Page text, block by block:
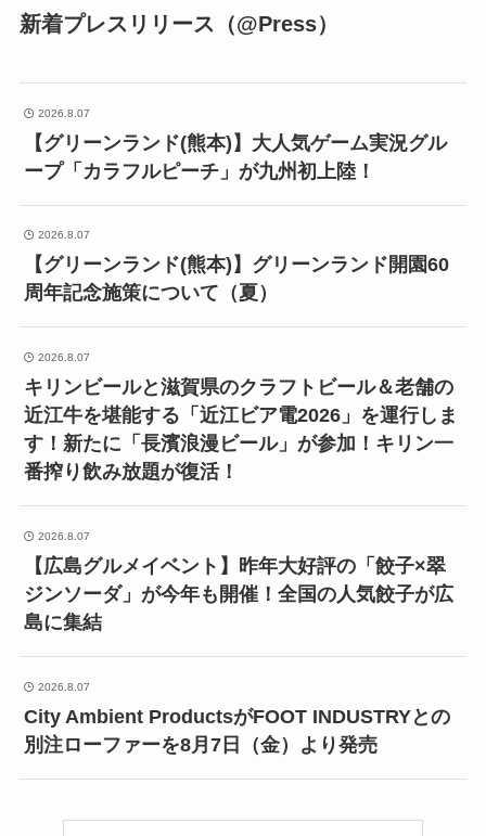
新着プレスリリース（@Press）
2026.8.07
【グリーンランド(熊本)】大人気ゲーム実況グル
ープ「カラフルピーチ」が九州初上陸！
2026.8.07
【グリーンランド(熊本)】グリーンランド開園60
周年記念施策について（夏）
2026.8.07
キリンビールと滋賀県のクラフトビール＆老舗の
近江牛を堪能する「近江ビア電2026」を運行しま
す！新たに「長濱浪漫ビール」が参加！キリン一
番搾り飲み放題が復活！
2026.8.07
【広島グルメイベント】昨年大好評の「餃子×翠
ジンソーダ」が今年も開催！全国の人気餃子が広
島に集結
2026.8.07
City Ambient ProductsがFOOT INDUSTRYとの
別注ローファーを8月7日（金）より発売